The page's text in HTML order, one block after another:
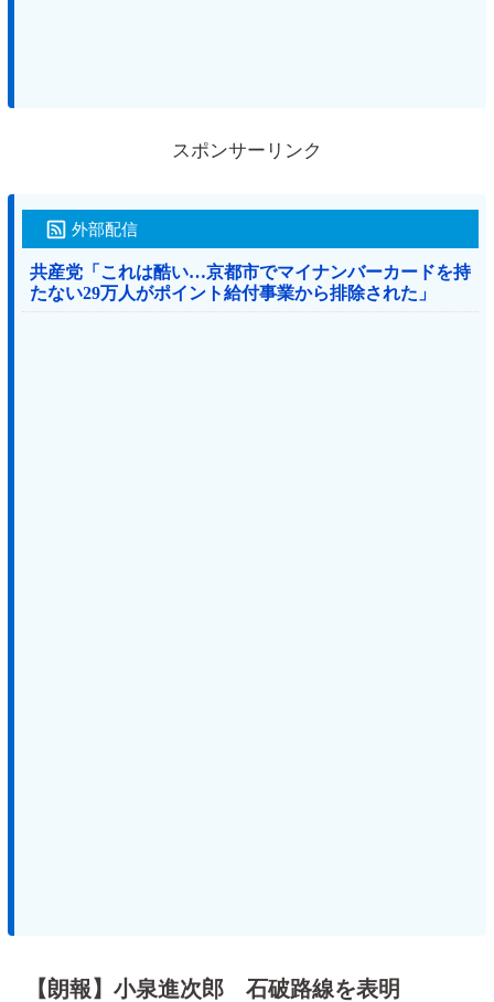
スポンサーリンク
外部配信
共産党「これは酷い…京都市でマイナンバーカードを持
たない29万人がポイント給付事業から排除された」
【朗報】小泉進次郎 石破路線を表明